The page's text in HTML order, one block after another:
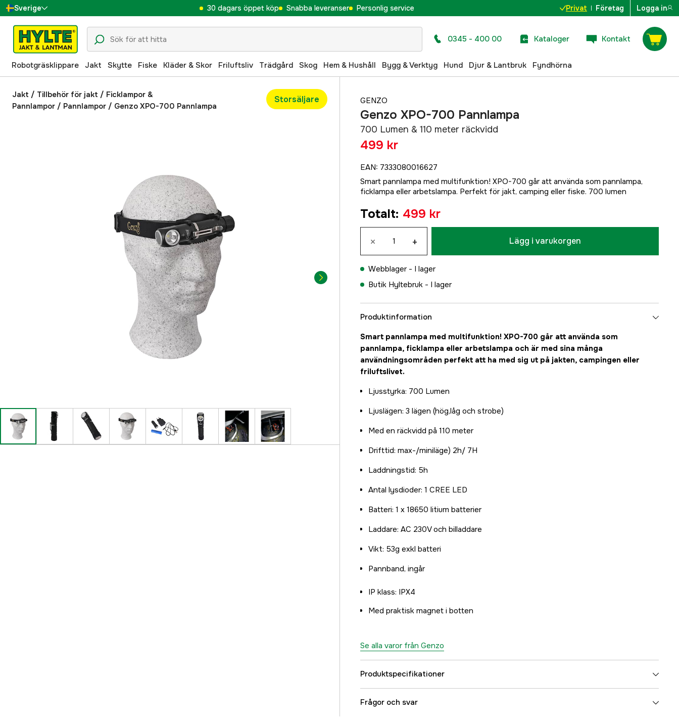
Sverige
Danmark
Suomi
Norge
Deutschland
30 dagars öppet köp Snabba leveranser Personlig service Privat Företag Logga in
0345 - 400 00 Kataloger Kontakt
Robotgräsklippare Jakt Skytte Fiske Kläder & Skor Friluftsliv Trädgård Skog Hem & Hushåll Bygg & Verktyg Hund Djur & Lantbruk Fyndhörna
Jakt / Tillbehör för jakt / Ficklampor &
Pannlampor / Pannlampor / Genzo XPO-700 Pannlampa
Storsäljare GENZO
Genzo XPO-700 Pannlampa
700 Lumen & 110 meter räckvidd
499 kr
EAN: 7333080016627
Smart pannlampa med multifunktion! XPO-700 går att använda som pannlampa,
ficklampa eller arbetslampa. Perfekt för jakt, camping eller fiske. 700 lumen
Totalt: 499 kr
× + Lägg i varukorgen
Webblager - I lager
Butik Hyltebruk - I lager
Produktinformation
Smart pannlampa med multifunktion! XPO-700 går att använda som
pannlampa, ficklampa eller arbetslampa och är med sina många
användningsområden perfekt att ha med sig ut på jakten, campingen eller
friluftslivet.
Ljusstyrka: 700 Lumen
Ljuslägen: 3 lägen (hög,låg och strobe)
Med en räckvidd på 110 meter
Drifttid: max-/miniläge) 2h/ 7H
Laddningstid: 5h
Antal lysdioder: 1 CREE LED
Batteri: 1 x 18650 litium batterier
Laddare: AC 230V och billaddare
Vikt: 53g exkl batteri
Pannband, ingår
IP klass: IPX4
Med praktisk magnet i botten
Se alla varor från Genzo
Produktspecifikationer
Ljuslängd
Frågor och svar